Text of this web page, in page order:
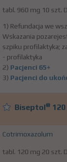
tabl. 960 mg 10 szt.
1) Refundacja we
Wskazania
szpiku profilaktyka;
- profilaktyka
2) Pacjenci 65+
3) Pacjenci do
Biseptol® 120
Cotrimoxazolum
tabl. 120 mg 20 szt.